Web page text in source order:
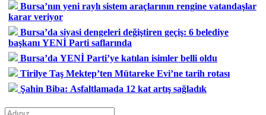
Bursa’nın yeni raylı sistem araçlarının rengine vatandaşlar
karar veriyor
Bursa’da siyasi dengeleri değiştiren geçiş: 6 belediye
başkanı YENİ Parti saflarında
Bursa’da YENİ Parti’ye katılan isimler belli oldu
Tirilye Taş Mektep’ten Mütareke Evi’ne tarih rotası
Şahin Biba: Asfaltlamada 12 kat artış sağladık